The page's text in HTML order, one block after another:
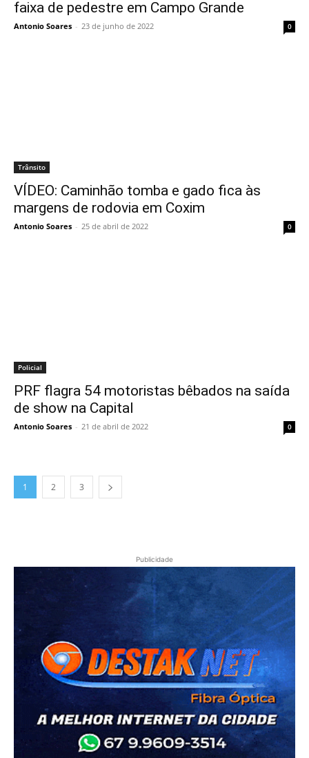
faixa de pedestre em Campo Grande
Antonio Soares - 23 de junho de 2022 0
Trânsito
VÍDEO: Caminhão tomba e gado fica às
margens de rodovia em Coxim
Antonio Soares - 25 de abril de 2022 0
Policial
PRF flagra 54 motoristas bêbados na saída
de show na Capital
Antonio Soares - 21 de abril de 2022 0
1 2 3
Publicidade